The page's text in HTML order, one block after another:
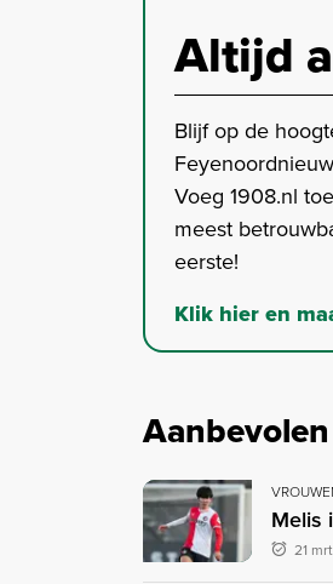
Altijd
Blijf op de
Voeg 1908.nl
meest
eerste!
Klik hier en
Melis
21